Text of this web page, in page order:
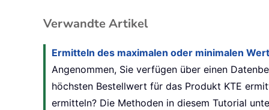
Verwandte Artikel
Ermitteln des maximalen oder minimalen
Angenommen, Sie verfügen über einen
höchsten Bestellwert für das Produkt KTE
ermitteln? Die Methoden in diesem Tutorial